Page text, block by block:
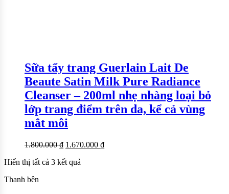
Sữa tẩy trang Guerlain Lait De
Beaute Satin Milk Pure Radiance
Cleanser – 200ml nhẹ nhàng loại bỏ
lớp trang điểm trên da, kể cả vùng
mắt môi
1.800.000₫ 1.670.000 ₫
Hiển thị tất cả 3 kết quả
Thanh bên